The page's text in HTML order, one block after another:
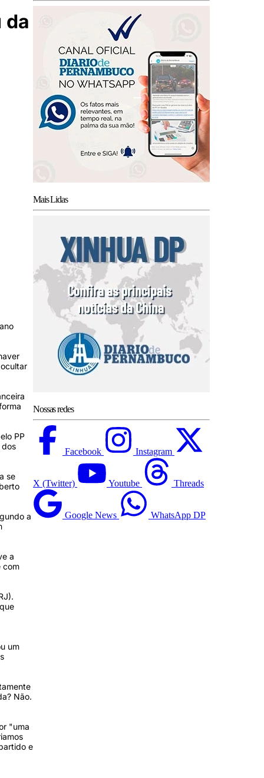
da
PP
dos
se
a
a
com
um
Não.
"uma
e
Mais Lidas
Nossas redes
Facebook Instagram
X (Twitter) Youtube Threads
Google News WhatsApp DP